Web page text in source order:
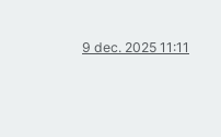
9 dec. 2025 11:11